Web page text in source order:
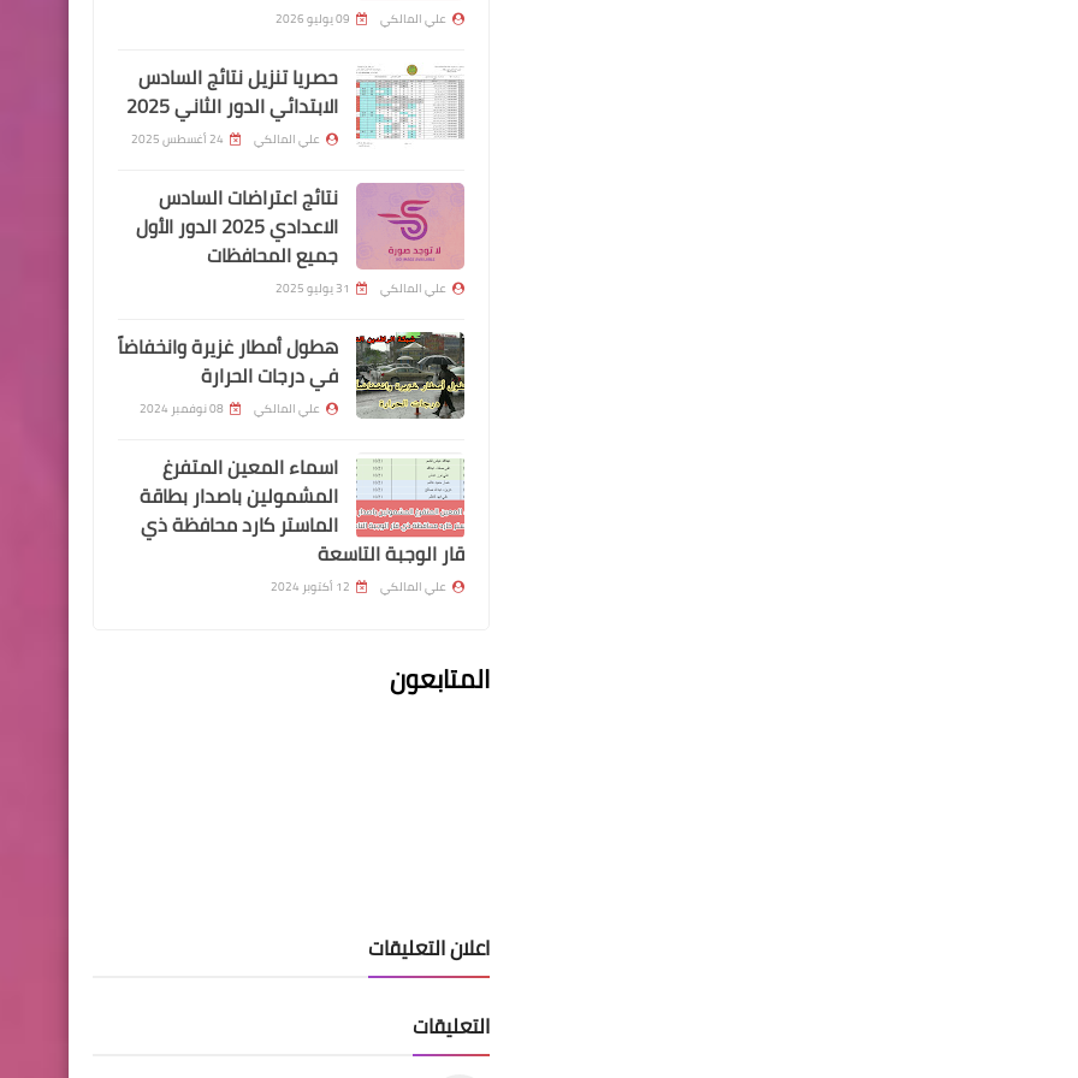
المهني البحري
وزارة الداخلية
اسماء نقل النفوس الوجبة
121 وجبة جديدة
تحويل الاوبن سكاي 125b
طريقة التخلص من السوفت
اسماء العقود محافظة النجف
علي المالكي 09 يوليو 2026
حصريا تنزيل نتائج السادس
الابتدائي الدور الثاني 2025
علي المالكي 24 أغسطس 2025
نتائج اعتراضات السادس
الاعدادي 2025 الدور الأول
جميع المحافظات
علي المالكي 31 يوليو 2025
هطول أمطار غزيرة وانخفاضاً
في درجات الحرارة
علي المالكي 08 نوفمبر 2024
اسماء المعين المتفرغ
المشمولين باصدار بطاقة
الماستر كارد محافظة ذي
قار الوجبة التاسعة
علي المالكي 12 أكتوبر 2024
المتابعون
اعلان التعليقات
التعليقات